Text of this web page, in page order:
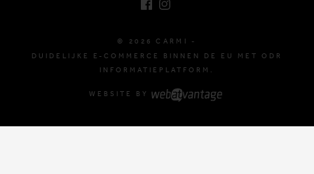
© 2026 CARMI -
DUIDELIJKE E-COMMERCE BINNEN DE EU MET ODR
INFORMATIEPLATFORM.
WEBSITE BY